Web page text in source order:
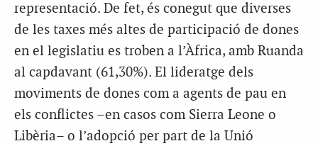
representació. De fet, és conegut que diverses
de les taxes més altes de participació de dones
en el legislatiu es troben a l’Àfrica, amb Ruanda
al capdavant (61,30%). El lideratge dels
moviments de dones com a agents de pau en
els conflictes –en casos com Sierra Leone o
Libèria– o l’adopció per part de la Unió